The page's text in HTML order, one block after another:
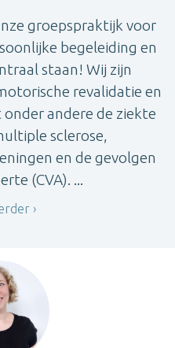
groepspraktijk voor
begeleiding en
staan! Wij zijn
revalidatie en
andere de ziekte
sclerose,
en de gevolgen
(CVA). ...